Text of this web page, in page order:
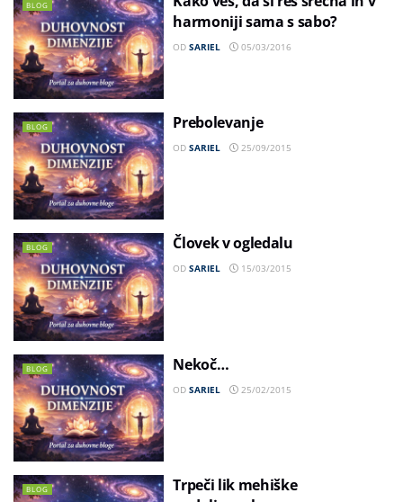
BLOG
harmoniji sama s sabo?
OD SARIEL 05/03/2016
BLOG Prebolevanje
OD SARIEL 25/09/2015
BLOG Človek v ogledalu
OD SARIEL 15/03/2015
BLOG Nekoč…
OD SARIEL 25/02/2015
BLOG
Trpeči lik mehiške